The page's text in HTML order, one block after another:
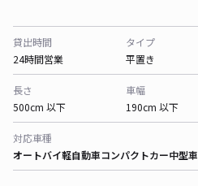
貸出時間
24時間営業
タイプ
平置き
長さ
500cm 以下
車幅
190cm 以下
対応車種
オートバイ軽自動車コンパクトカー中型車